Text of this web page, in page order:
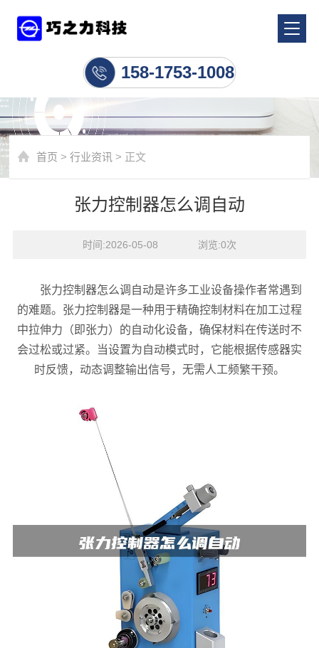
158-1753-1008
首页 >行业资讯 > 正文
张力控制器怎么调自动
时间:2026-05-08    浏览:0次
张力控制器怎么调自动是许多工业设备操作者常遇到
的难题。张力控制器是一种用于精确控制材料在加工过程
中拉伸力（即张力）的自动化设备，确保材料在传送时不
会过松或过紧。当设置为自动模式时，它能根据传感器实
时反馈，动态调整输出信号，无需人工频繁干预。